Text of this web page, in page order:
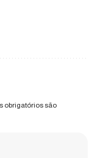
obrigatórios são